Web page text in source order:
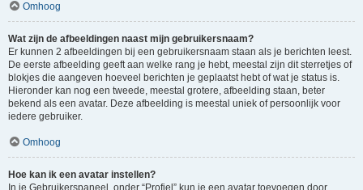
Omhoog
Wat zijn de afbeeldingen naast mijn gebruikersnaam?
Er kunnen 2 afbeeldingen bij een gebruikersnaam staan als je berichten leest.
De eerste afbeelding geeft aan welke rang je hebt, meestal zijn dit sterretjes of
blokjes die aangeven hoeveel berichten je geplaatst hebt of wat je status is.
Hieronder kan nog een tweede, meestal grotere, afbeelding staan, beter
bekend als een avatar. Deze afbeelding is meestal uniek of persoonlijk voor
iedere gebruiker.
Omhoog
Hoe kan ik een avatar instellen?
In je Gebruikerspaneel, onder “Profiel” kun je een avatar toevoegen door